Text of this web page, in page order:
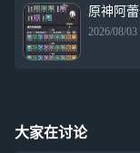
原神阿
2026/08/03
大家在讨论